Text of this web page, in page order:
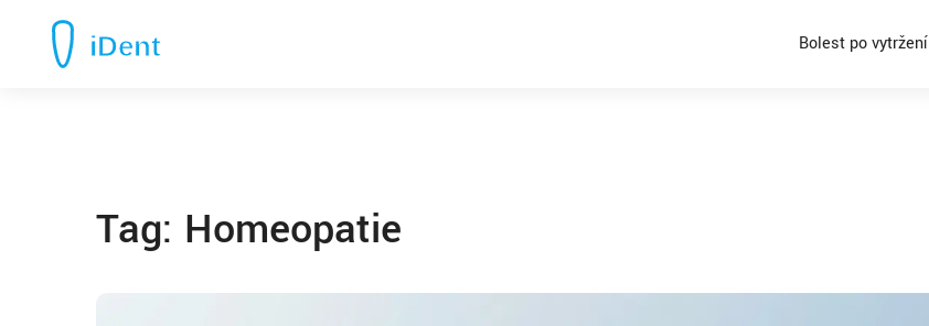
Bolest po vytržení
Tag: Homeopatie